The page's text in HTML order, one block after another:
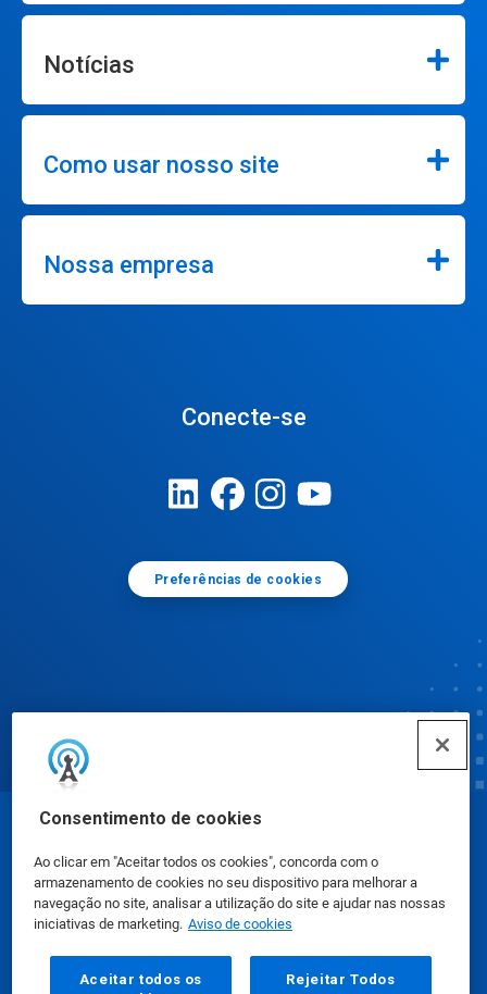
Consentimento de cookies
Ao clicar em "Aceitar todos os cookies", concorda com o
armazenamento de cookies no seu dispositivo para melhorar a
navegação no site, analisar a utilização do site e ajudar nas nossas
iniciativas de marketing. Aviso de cookies
Aceitar todos os
Rejeitar Todos
Notícias
Como usar nosso site
Nossa empresa
Conecte-se
Preferências de cookies
Fichas de Informação de Segurança de Produtos
Químicos|Política de Privacidade